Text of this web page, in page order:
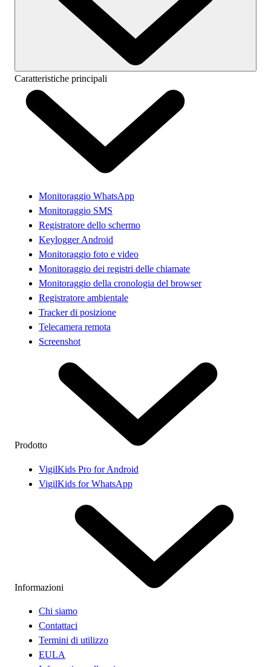
Caratteristiche principali
Monitoraggio WhatsApp
Monitoraggio SMS
Registratore dello schermo
Keylogger Android
Monitoraggio foto e video
Monitoraggio dei registri delle chiamate
Monitoraggio della cronologia del browser
Registratore ambientale
Tracker di posizione
Telecamera remota
Screenshot
Prodotto
VigilKids Pro for Android
VigilKids for WhatsApp
Informazioni
Chi siamo
Contattaci
Termini di utilizzo
EULA